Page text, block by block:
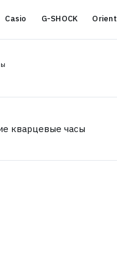
Casio G-SHOCK Orient